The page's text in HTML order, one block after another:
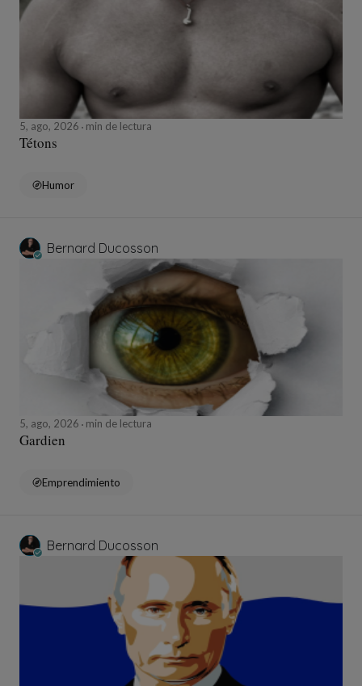
5, ago, 2026 min de lectura
Tétons
Humor
Bernard Ducosson
5, ago, 2026 min de lectura
Gardien
Emprendimiento
Bernard Ducosson